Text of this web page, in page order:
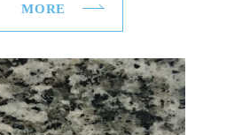
MORE